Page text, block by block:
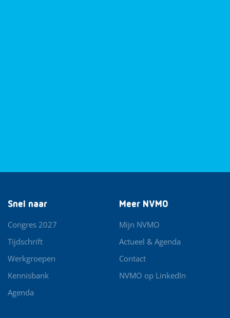
Snel naar
Congres 2027
Tijdschrift
Werkgroepen
Kennisbank
Agenda
Meer NVMO
Mijn NVMO
Actueel & Agenda
Contact
NVMO op LinkedIn